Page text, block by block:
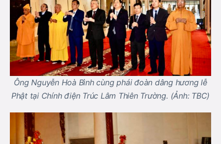
Ông Nguyễn Hoà Bình cùng phái đoàn dâng hương lễ
Phật tại Chính điện Trúc Lâm Thiên Trường. (Ảnh: TBC)